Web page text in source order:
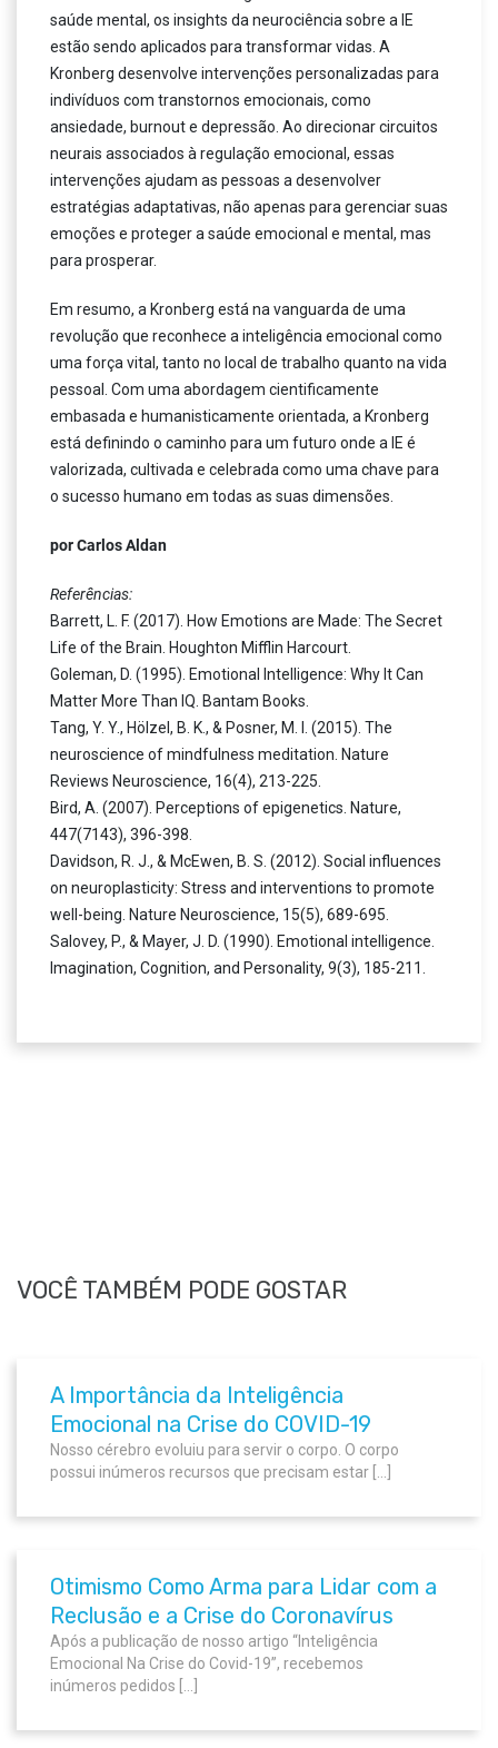
saúde mental, os insights da neurociência sobre a IE
estão sendo aplicados para transformar vidas. A
Kronberg desenvolve intervenções personalizadas para
indivíduos com transtornos emocionais, como
ansiedade, burnout e depressão. Ao direcionar circuitos
neurais associados à regulação emocional, essas
intervenções ajudam as pessoas a desenvolver
estratégias adaptativas, não apenas para gerenciar suas
emoções e proteger a saúde emocional e mental, mas
para prosperar.
Em resumo, a Kronberg está na vanguarda de uma
revolução que reconhece a inteligência emocional como
uma força vital, tanto no local de trabalho quanto na vida
pessoal. Com uma abordagem cientificamente
embasada e humanisticamente orientada, a Kronberg
está definindo o caminho para um futuro onde a IE é
valorizada, cultivada e celebrada como uma chave para
o sucesso humano em todas as suas dimensões.
por Carlos Aldan
Referências:
Barrett, L. F. (2017). How Emotions are Made: The Secret
Life of the Brain. Houghton Mifflin Harcourt.
Goleman, D. (1995). Emotional Intelligence: Why It Can
Matter More Than IQ. Bantam Books.
Tang, Y. Y., Hölzel, B. K., & Posner, M. I. (2015). The
neuroscience of mindfulness meditation. Nature
Reviews Neuroscience, 16(4), 213-225.
Bird, A. (2007). Perceptions of epigenetics. Nature,
447(7143), 396-398.
Davidson, R. J., & McEwen, B. S. (2012). Social influences
on neuroplasticity: Stress and interventions to promote
well-being. Nature Neuroscience, 15(5), 689-695.
Salovey, P., & Mayer, J. D. (1990). Emotional intelligence.
Imagination, Cognition, and Personality, 9(3), 185-211.
VOCÊ TAMBÉM PODE GOSTAR
A Importância da Inteligência
Emocional na Crise do COVID-19
Nosso cérebro evoluiu para servir o corpo. O corpo
possui inúmeros recursos que precisam estar […]
Otimismo Como Arma para Lidar com a
Reclusão e a Crise do Coronavírus
Após a publicação de nosso artigo “Inteligência
Emocional Na Crise do Covid-19”, recebemos
inúmeros pedidos […]